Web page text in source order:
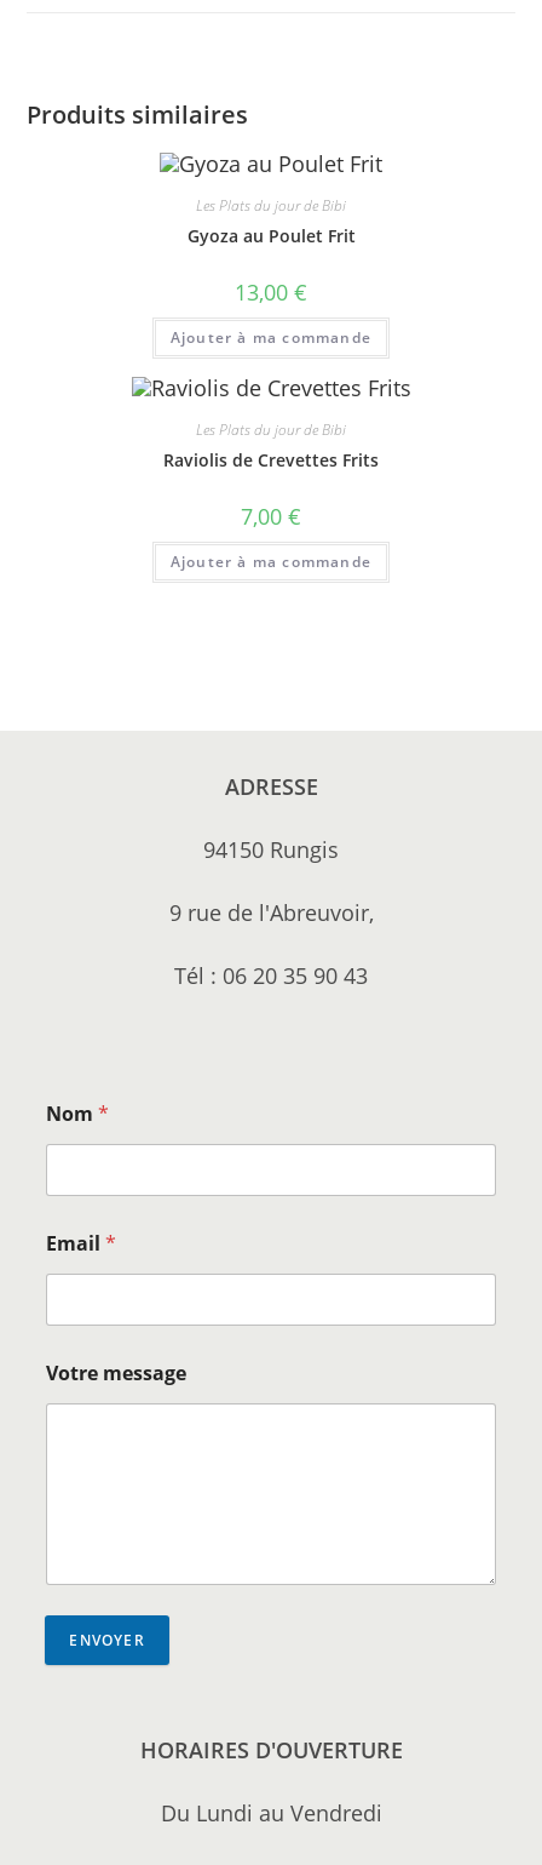
Produits similaires
Les Plats du jour de Bibi
Gyoza au Poulet Frit
13,00 €
Ajouter à ma commande
Les Plats du jour de Bibi
Raviolis de Crevettes Frits
7,00 €
Ajouter à ma commande
ADRESSE
94150 Rungis
9 rue de l'Abreuvoir,
Tél : 06 20 35 90 43
Nom*
Email*
Votre message
ENVOYER
HORAIRES D'OUVERTURE
Du Lundi au Vendredi